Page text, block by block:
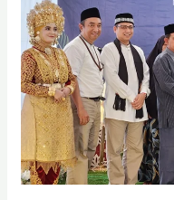
BSI
Berikan
Santunan
Sembako
untuk
Anak
Yatim
Dhuafa